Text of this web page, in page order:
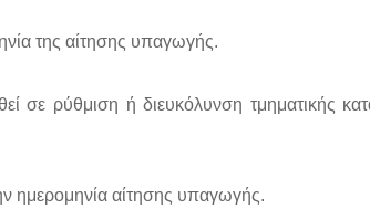
της αίτησης υπαγωγής.
σε ρύθμιση ή διευκόλυνση τμηματικής
ημερομηνία αίτησης υπαγωγής.